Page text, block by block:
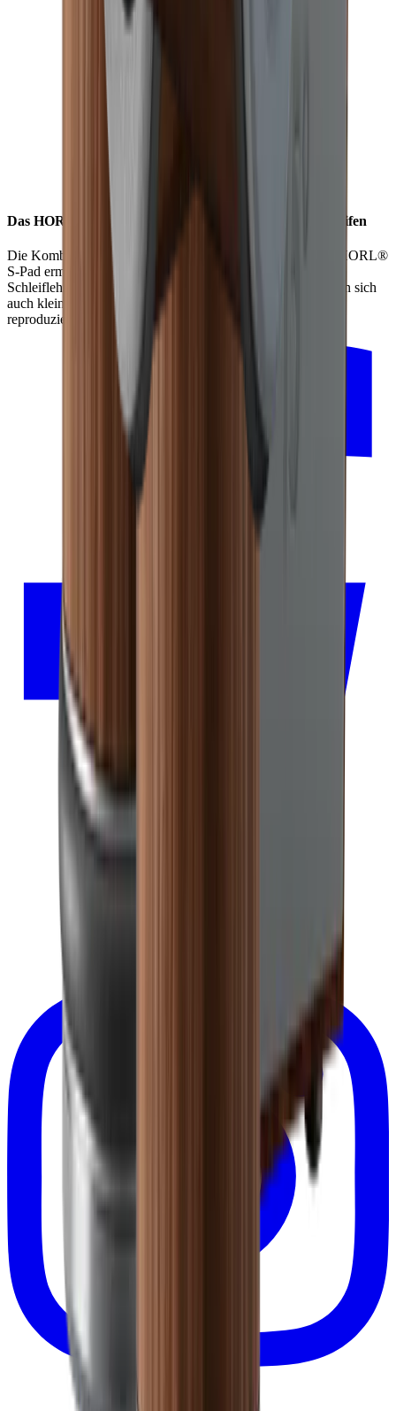
Das HORL® S-Pad für stufenlose Flexibilität beim Schleifen
Die Kombination aus starken Neodym-Magneten und dem HORL®
S-Pad ermöglicht eine sichere Fixierung des Messers an der
Schleiflehre. Durch den Anti-Rutsch-Effekt des S-Pads lassen sich
auch kleine Klingen in gewünschter Höhe konstant und
reproduzierbar schärfen.